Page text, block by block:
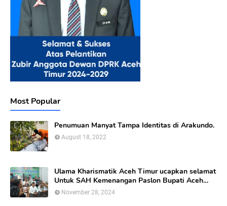
Most Popular
Penumuan Manyat Tampa Identitas di Arakundo.
August 18, 2022
Ulama Kharismatik Aceh Timur ucapkan selamat
Untuk SAH Kemenangan Paslon Bupati Aceh
Timur calon nomor Urut 01
November 28, 2024